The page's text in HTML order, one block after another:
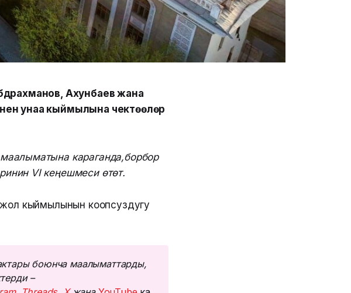
Ахунбаев жана
унаа кыймылына чектөөлөр
караганда,борбор
VI кеңешмеси өтөт.
жол кыймылынын коопсуздугу
боюнча маалыматтарды,
–